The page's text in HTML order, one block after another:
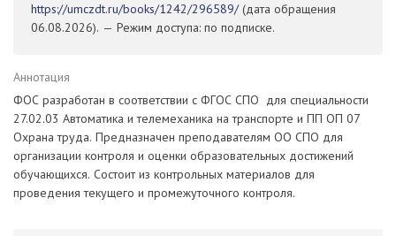
https://umczdt.ru/books/1242/296589/(дата обращения
06.08.2026). — Режим доступа: по подписке.
Аннотация
ФОС разработан в соответствии с ФГОС СПО для специальности
27.02.03 Автоматика и телемеханика на транспорте и ПП ОП 07
Охрана труда. Предназначен преподавателям ОО СПО для
организации контроля и оценки образовательных достижений
обучающихся. Состоит из контрольных материалов для
проведения текущего и промежуточного контроля.